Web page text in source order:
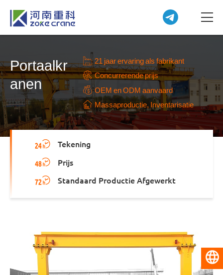
Portaalkr
anen
21 jaar ervaring als fabrikant
Concurrerende prijs
OEM en ODM aanvaard
Massaproductie, Inventarisatie
Tekening
Prijs
Standaard Productie Afgewerkt
Nederlands